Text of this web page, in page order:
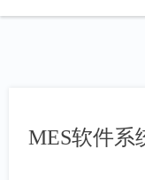
MES软件系